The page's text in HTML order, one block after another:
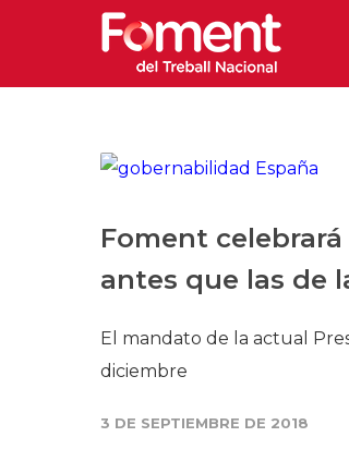
Foment
antes que las de
El mandato de la actual
diciembre
3 DE SEPTIEMBRE DE 2018